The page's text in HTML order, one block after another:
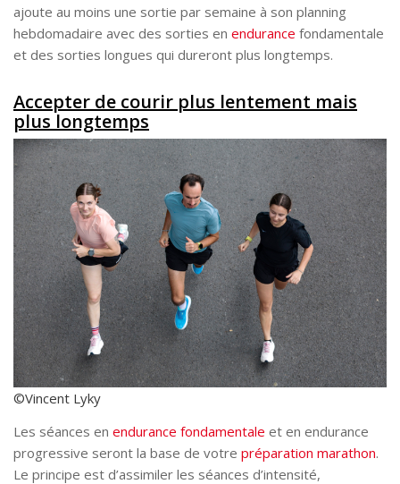
ajoute au moins une sortie par semaine à son planning
hebdomadaire avec des sorties en endurance fondamentale
et des sorties longues qui dureront plus longtemps.
Accepter de courir plus lentement mais
plus longtemps
©Vincent Lyky
Les séances en endurance fondamentale et en endurance
progressive seront la base de votre préparation marathon.
Le principe est d’assimiler les séances d’intensité,